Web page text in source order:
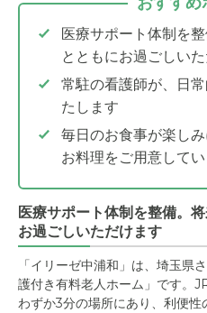
医療サポート体制を
とともにお過ごしい
常駐の看護師が、日
たします
毎日のお食事が楽し
お料理をご用意して
医療サポート体制を整備。
お過ごしいただけます
「イリーゼ中浦和」は、埼玉県
護付き有料老人ホーム」です。
わずか3分の場所にあり、利便